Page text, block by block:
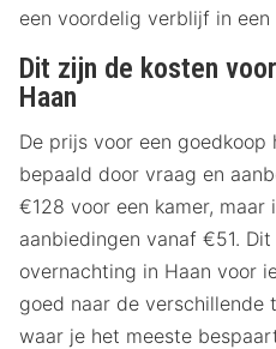
een voordelig verblijf in
Dit zijn de kosten
Haan
De prijs voor een
bepaald door vraag en
€128 voor een kamer,
aanbiedingen vanaf €51.
overnachting in Haan voor
goed naar de verschillende
waar je het meeste